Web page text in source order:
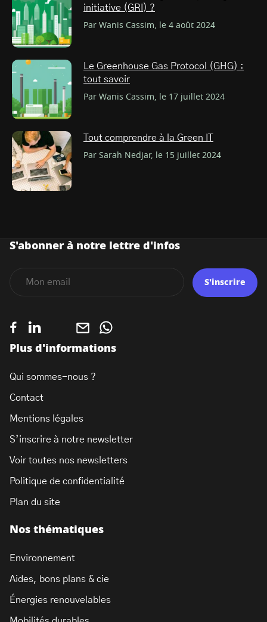
initiative (GRI) ?
Par Wanis Cassim, le 4 août 2024
Le Greenhouse Gas Protocol (GHG) :
tout savoir
Par Wanis Cassim, le 17 juillet 2024
Tout comprendre à la Green IT
Par Sarah Nedjar, le 15 juillet 2024
Nos thématiques
Environnement
Aides, bons plans & cie
Énergies renouvelables
Plus d'informations
Qui sommes-nous ?
Contact
Mentions légales
S’inscrire à notre newsletter
Voir toutes nos newsletters
Politique de confidentialité
Plan du site
S'abonner à notre lettre d'infos
S'inscrire